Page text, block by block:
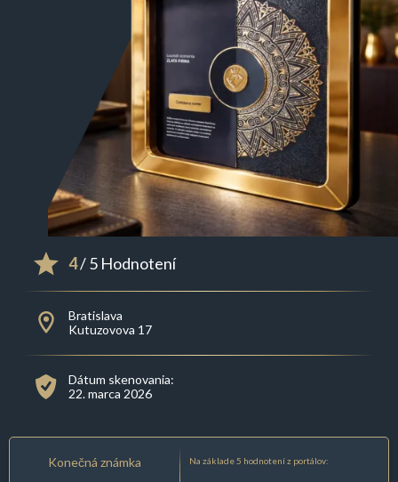
4/ 5 Hodnotení
Bratislava
Kutuzovova 17
Dátum skenovania:
22. marca 2026
Konečná známka Na základe 5 hodnotení z portálov: